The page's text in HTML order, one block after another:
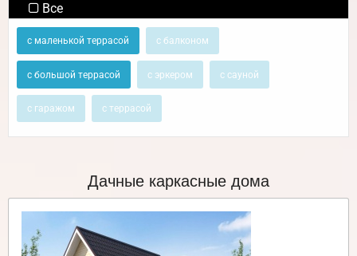
Все
с маленькой террасой с балконом
с большой террасой с эркером с сауной
с гаражом с террасой
Дачные каркасные дома